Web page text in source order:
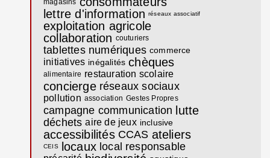
magasins
lettre d'information réseaux associatif
exploitation agricole
collaboration couturiers
tablettes numériques commerce
initiatives inégalités chèques
alimentaire restauration scolaire
concierge réseaux sociaux
pollution association Gestes Propres
campagne communication lutte
déchets aire de jeux inclusive
accessibilités CCAS ateliers
CEIS locaux local responsable